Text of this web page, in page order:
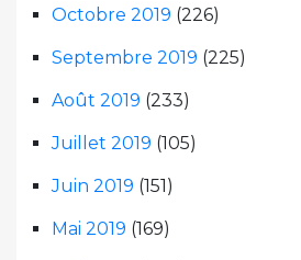
Octobre 2019 (226)
Septembre 2019 (225)
Août 2019 (233)
Juillet 2019 (105)
Juin 2019 (151)
Mai 2019 (169)